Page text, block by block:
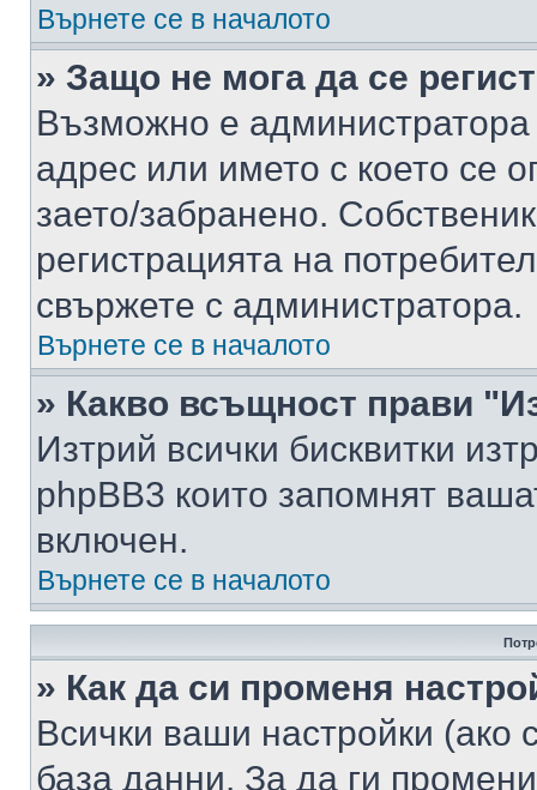
Върнете се в началото
» Защо не мога да се
Възможно е
адрес или името с което се
заето/забранено.
регистрацията на
свържете с администратора.
Върнете се в началото
» Какво всъщност прави
Изтрий всички бисквитки
phpBB3 които запомнят
включен.
Върнете се в началото
» Как да си променя
Всички ваши настройки (ако
база данни. За да ги